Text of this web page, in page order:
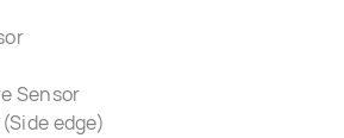
Sensor
edge)